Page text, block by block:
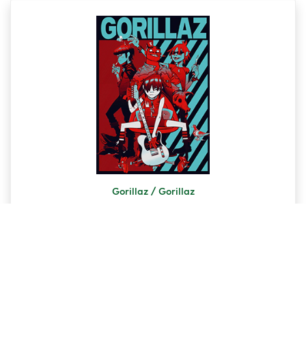
Gorillaz / Gorillaz